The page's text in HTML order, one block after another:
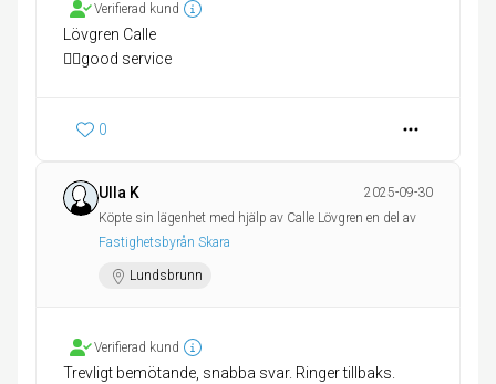
Verifierad kund
Lövgren Calle
👍🏻good service
0
Ulla K
2025-09-30
Köpte sin lägenhet med hjälp av Calle Lövgren en del av
Fastighetsbyrån Skara
Lundsbrunn
Verifierad kund
Trevligt bemötande, snabba svar. Ringer tillbaks.